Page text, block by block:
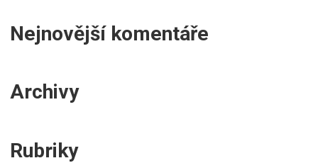
Nejnovější komentáře
Archivy
Rubriky